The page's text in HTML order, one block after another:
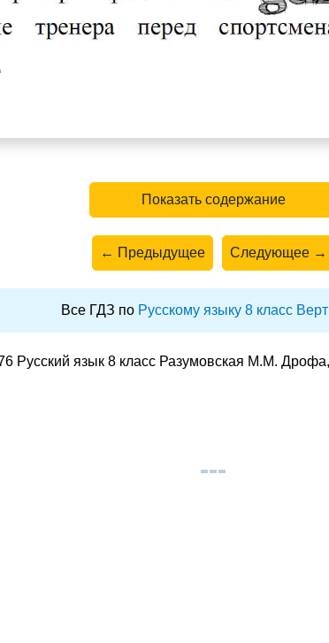
Показать содержание
← Предыдущее Следующее →
Все ГДЗ по Русскому языку 8 класс
Русский язык 8 класс Разумовская М.М.